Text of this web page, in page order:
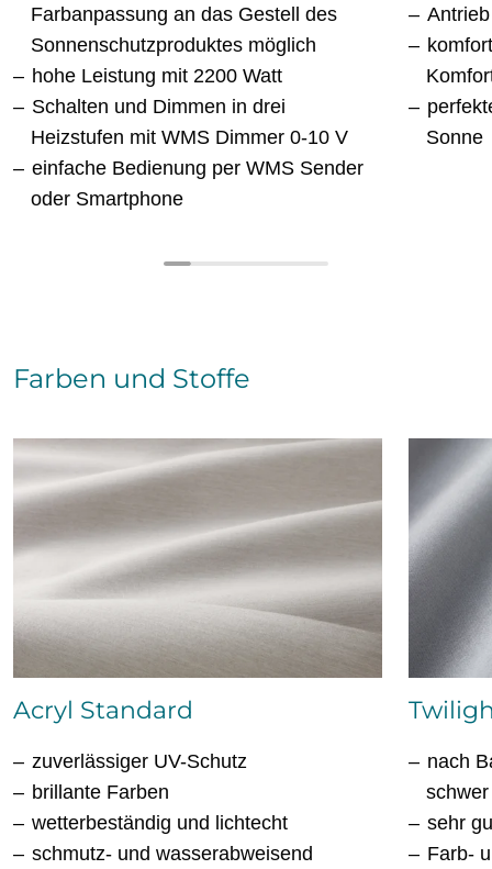
Farbanpassung an das Gestell des
Sonnenschutzproduktes möglich
hohe Leistung mit 2200 Watt
Schalten und Dimmen in drei
Heizstufen mit WMS Dimmer 0-10 V
einfache Bedienung per WMS Sender
oder Smartphone
Sonne
Farben und Stoffe
Acryl Standard
zuverlässiger UV-Schutz
brillante Farben
wetterbeständig und lichtecht
schmutz- und wasserabweisend
nach
sehr
Farb-